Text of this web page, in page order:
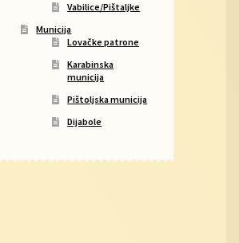
Vabilice/Pištaljke
Municija
Lovačke patrone
Karabinska
municija
Pištoljska municija
Dijabole